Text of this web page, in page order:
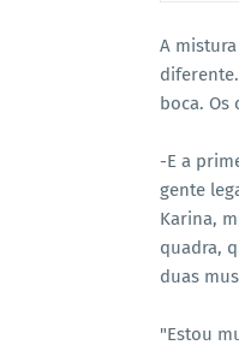
A
boca. Os
-E a
gente
Karina,
quadra,
duas
"Estou